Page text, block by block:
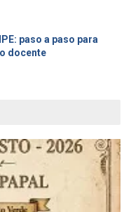
paso a paso para
docente